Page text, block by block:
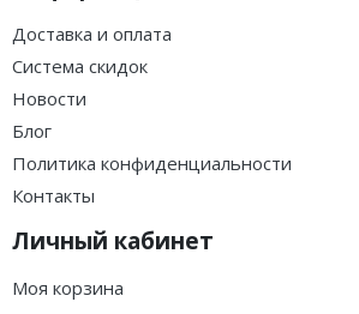
Доставка и оплата
Система скидок
Новости
Блог
Политика конфиденциальности
Контакты
Личный кабинет
Моя корзина